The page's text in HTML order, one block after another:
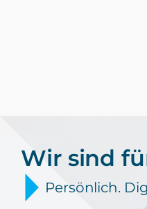
Wir sind
Persönlich.